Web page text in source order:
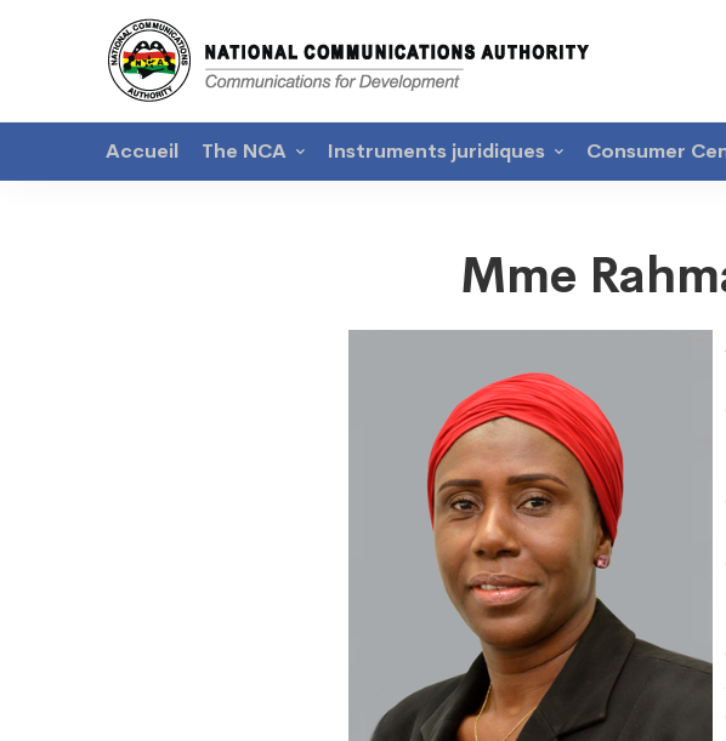
Accueil The NCA Instruments juridiques Consumer
Mme
Rahmata
Issahaq-
Pelpuo
Mme